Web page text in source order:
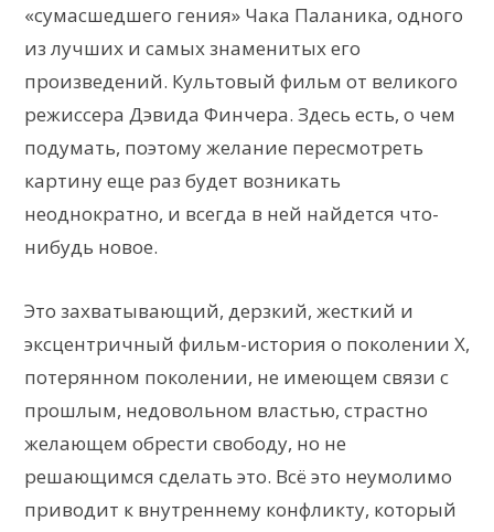
«сумасшедшего гения» Чака Паланика, одного
из лучших и самых знаменитых его
произведений. Культовый фильм от великого
режиссера Дэвида Финчера. Здесь есть, о чем
подумать, поэтому желание пересмотреть
картину еще раз будет возникать
неоднократно, и всегда в ней найдется что-
нибудь новое.
Это захватывающий, дерзкий, жесткий и
эксцентричный фильм-история о поколении X,
потерянном поколении, не имеющем связи с
прошлым, недовольном властью, страстно
желающем обрести свободу, но не
решающимся сделать это. Всё это неумолимо
приводит к внутреннему конфликту, который